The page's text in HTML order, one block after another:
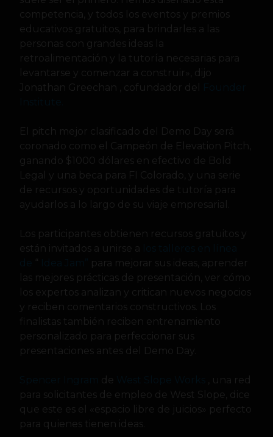
competencia, y todos los eventos y premios
educativos gratuitos, para brindarles a las
personas con grandes ideas la
retroalimentación y la tutoría necesarias para
levantarse y comenzar a construir», dijo
Jonathan Greechan , cofundador del
El pitch mejor clasificado del Demo Day será
coronado como el Campeón de Elevation Pitch,
ganando $1000 dólares en efectivo de Bold
Legal y una beca para FI Colorado, y una serie
de recursos y oportunidades de tutoría para
ayudarlos a lo largo de su viaje empresarial.
Los participantes obtienen recursos gratuitos y
están invitados a unirse a
“
para mejorar sus ideas, aprender
las mejores prácticas de presentación, ver cómo
los expertos analizan y critican nuevos negocios
y reciben comentarios constructivos. Los
finalistas también reciben entrenamiento
personalizado para perfeccionar sus
presentaciones antes del Demo Day.
de
, una red
para solicitantes de empleo de West Slope, dice
que este es el «espacio libre de juicios» perfecto
para quienes tienen ideas.